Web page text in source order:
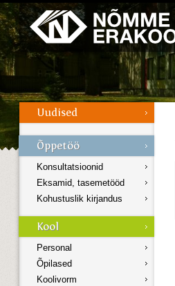
Konsultatsioonid
Eksamid, tasemetööd
Kohustuslik kirjandus
Personal
Õpilased
Koolivorm